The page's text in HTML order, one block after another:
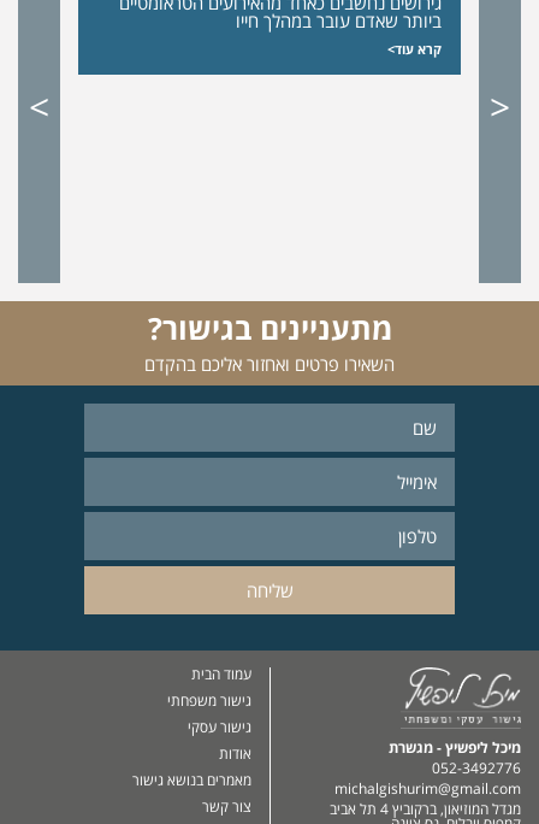
>
ביותר שאדם עובר במהלך חייו
קרא עוד>
<
מתעניינים בגישור?
השאירו פרטים ואחזור אליכם בהקדם
מיכל ליפשיץ - מגשרת
052-3492776
michalgishurim@gmail.com
מגדל המוזיאון, ברקוביץ 4 תל אביב
עמוד הבית
גישור משפחתי
גישור עסקי
אודות
מאמרים בנושא גישור
צור קשר